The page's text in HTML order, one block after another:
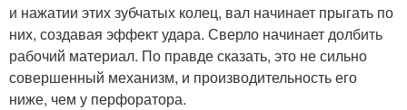
и нажатии этих зубчатых колец, вал начинает прыгать по
них, создавая эффект удара. Сверло начинает долбить
рабочий материал. По правде сказать, это не сильно
совершенный механизм, и производительность его
ниже, чем у перфоратора.